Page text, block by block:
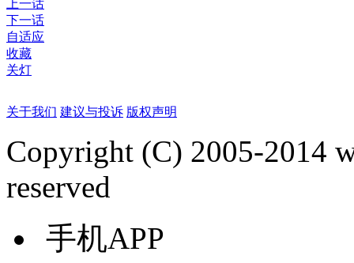
上一话
下一话
自适应
收藏
关灯
关于我们 建议与投诉 版权声明
Copyright (C) 2005-2014
reserved
手机APP